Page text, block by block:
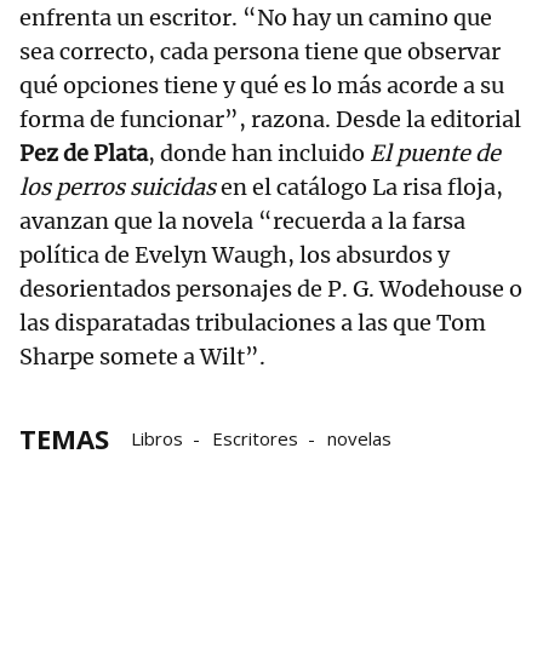
enfrenta un escritor. “No hay un camino que
sea correcto, cada persona tiene que observar
qué opciones tiene y qué es lo más acorde a su
forma de funcionar”, razona. Desde la editorial
Pez de Plata, donde han incluido El puente de
los perros suicidasen el catálogo La risa floja,
avanzan que la novela “recuerda a la farsa
política de Evelyn Waugh, los absurdos y
desorientados personajes de P. G. Wodehouse o
las disparatadas tribulaciones a las que Tom
Sharpe somete a Wilt”.
TEMAS Libros Escritores novelas